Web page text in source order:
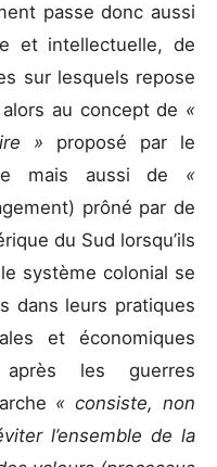
passe donc aussi
et intellectuelle, de
sur lesquels repose
au concept de «
» proposé par le
mais aussi de «
prôné par de
du Sud lorsqu’ils
système colonial se
dans leurs pratiques
et économiques
les guerres
« consiste, non
l’ensemble de la